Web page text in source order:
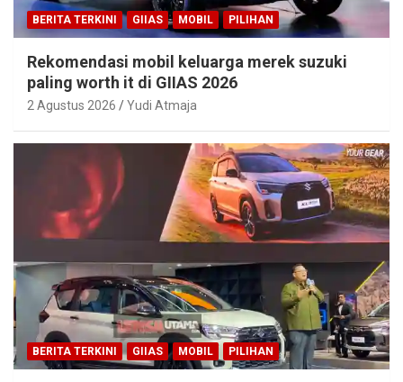
BERITA TERKINI GIIAS MOBIL PILIHAN
Rekomendasi mobil keluarga merek suzuki
paling worth it di GIIAS 2026
2 Agustus 2026 Yudi Atmaja
BERITA TERKINI GIIAS MOBIL PILIHAN